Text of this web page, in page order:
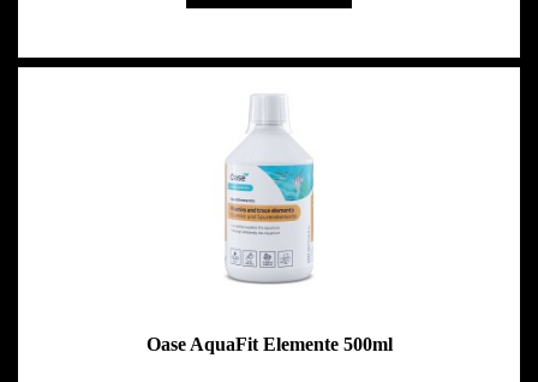
Oase AquaFit Elemente 500ml